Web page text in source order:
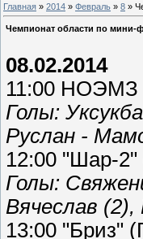
Главная » 2014 » Февраль » 8 »
Чемпионат области по мини-
08.02.2014
11:00 НОЭМЗ
Голы:
Руслан -
12:00 "Шар-
Голы:
Вячеслав
13:00 "Бриз"